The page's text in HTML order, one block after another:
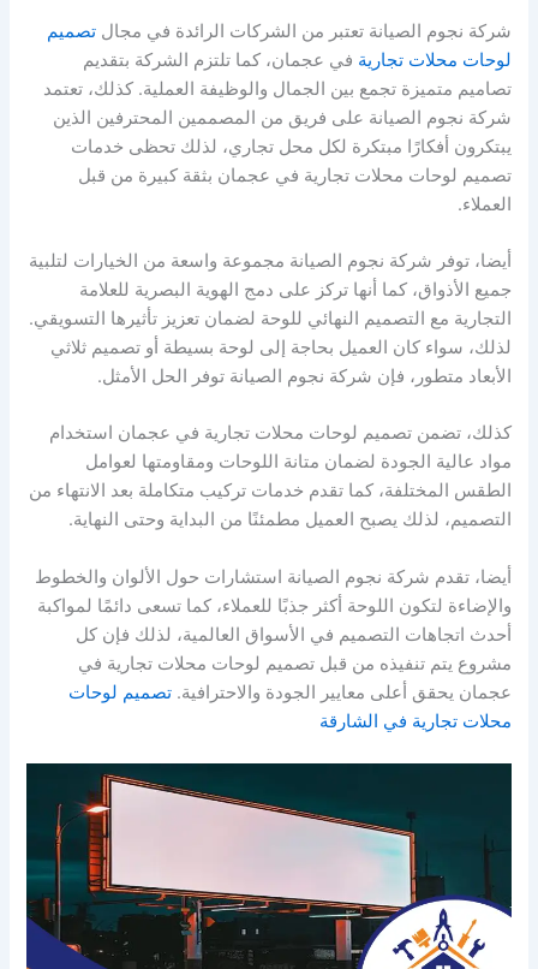
شركة نجوم الصيانة تعتبر من الشركات الرائدة في مجالتصميم
لوحات محلات تجارية في عجمان، كما تلتزم الشركة بتقديم
تصاميم متميزة تجمع بين الجمال والوظيفة العملية. كذلك، تعتمد
شركة نجوم الصيانة على فريق من المصممين المحترفين الذين
يبتكرون أفكارًا مبتكرة لكل محل تجاري، لذلك تحظى خدمات
تصميم لوحات محلات تجارية في عجمان بثقة كبيرة من قبل
العملاء.
أيضا، توفر شركة نجوم الصيانة مجموعة واسعة من الخيارات لتلبية
جميع الأذواق، كما أنها تركز على دمج الهوية البصرية للعلامة
التجارية مع التصميم النهائي للوحة لضمان تعزيز تأثيرها التسويقي.
لذلك، سواء كان العميل بحاجة إلى لوحة بسيطة أو تصميم ثلاثي
الأبعاد متطور، فإن شركة نجوم الصيانة توفر الحل الأمثل.
كذلك، تضمن تصميم لوحات محلات تجارية في عجمان استخدام
مواد عالية الجودة لضمان متانة اللوحات ومقاومتها لعوامل
الطقس المختلفة، كما تقدم خدمات تركيب متكاملة بعد الانتهاء من
التصميم، لذلك يصبح العميل مطمئنًا من البداية وحتى النهاية.
أيضا، تقدم شركة نجوم الصيانة استشارات حول الألوان والخطوط
والإضاءة لتكون اللوحة أكثر جذبًا للعملاء، كما تسعى دائمًا لمواكبة
أحدث اتجاهات التصميم في الأسواق العالمية، لذلك فإن كل
مشروع يتم تنفيذه من قبل تصميم لوحات محلات تجارية في
عجمان يحقق أعلى معايير الجودة والاحترافية.تصميم لوحات
محلات تجارية في الشارقة